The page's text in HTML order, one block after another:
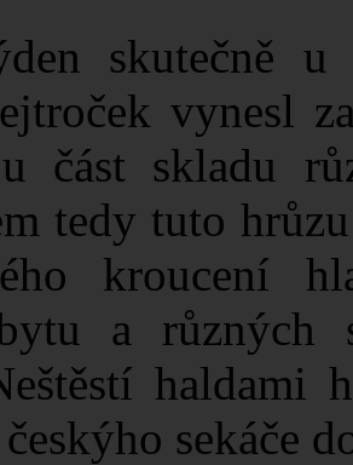
skutečně u
vynesl
část skladu
tedy tuto
kroucení
a různých
haldami
sekáče